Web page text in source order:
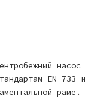
насос
EN 733 и
раме.